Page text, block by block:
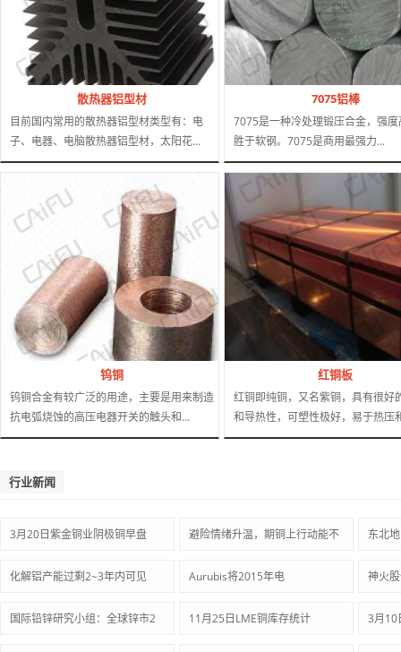
散热器铝型材
目前国内常用的散热器铝型材类型有：电
子、电器、电脑散热器铝型材，太阳花...
7075铝棒
7075是一种冷处理锻压合金，强
胜于软钢。7075是商用最强力...
钨铜
钨铜合金有较广泛的用途，主要是用来制造
抗电弧烧蚀的高压电器开关的触头和...
红铜板
红铜即纯铜，又名紫铜，具有很好
和导热性，可塑性极好，易于热压
行业新闻
3月20日紫金铜业阴极铜早盘 避险情绪升温，期铜上行动能不 东北
化解铝产能过剩2~3年内可见 Aurubis将2015年电 神火
国际铅锌研究小组：全球锌市2 11月25日LME铜库存统计 3月10